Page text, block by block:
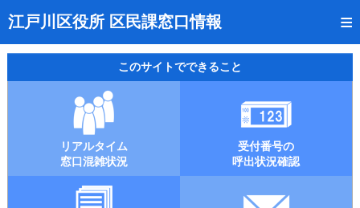
江戸川区役所 区民課窓口情報
トップページ
リアルタイム窓口混雑状況
受付番号の呼出状況確認
証明書の交付状況確認
呼出状況のメール通知登録
来庁日時の事前予約
このサイトでできること
リアルタイム
窓口混雑状況
受付番号の
呼出状況確認